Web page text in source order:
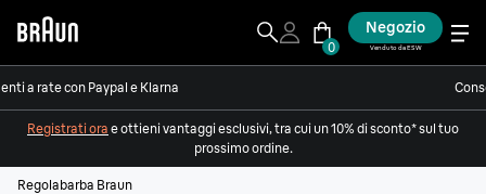
0
Negozio
Venduto da ESW
a rate con Paypal e Klarna
Registrati ora e ottieni vantaggi esclusivi, tra cui un 10% di sconto* sul tuo
prossimo ordine.
Regolabarba Braun